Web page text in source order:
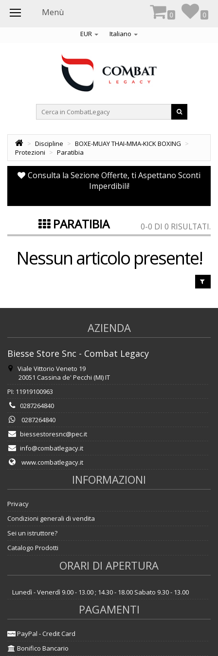
EUR Italiano
0 0
Menù
> Discipline > BOXE-MUAY THAI-MMA-KICK BOXING >
Protezioni > Paratibia
Consulta la Sezione Offerte, ti Aspettano Sconti
Imperdibili!
PARATIBIA 0-0 DI 0 RISULTATI.
Nessun articolo presente!
AZIENDA
Biesse Store Snc - Combat Legacy
Viale Vittorio Veneto 19
20051 Cassina de' Pecchi (MI) IT
PI: 11919100963
0287264840
0287264840
biessestoresnc@pec.it
info@combatlegacy.it
www.combatlegacy.it
INFORMAZIONI
Privacy
Condizioni generali di vendita
Sei un istruttore?
Catalogo Prodotti
ORARI DI APERTURA
Lunedì - Venerdì 9.00 - 13.00 ; 14.30 - 18.00 Sabato 9.30 - 13.00
PAGAMENTI
PayPal - Credit Card
Bonifico Bancario